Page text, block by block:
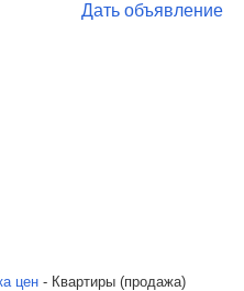
Дать объявление
цен - Квартиры (продажа)